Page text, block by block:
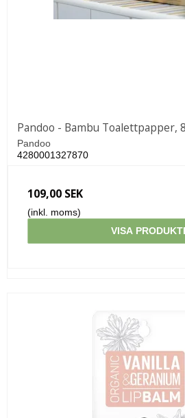
Pandoo - Bambu Toalettpapper,
Pandoo
4280001327870
109,00 SEK
(inkl. moms)
VISA